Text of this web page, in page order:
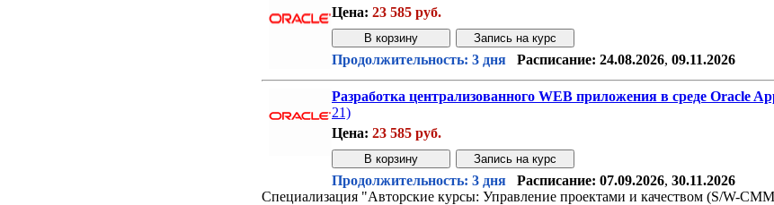
Цена: 23 585 руб.
Продолжительность: 3 дня
Расписание: 24.08.2026, 09.11.2026
Разработка централизованного WEB приложения в среде Oracle
21)
Цена: 23 585 руб.
Продолжительность: 3 дня
Расписание: 07.09.2026, 30.11.2026
Специализация "Авторские курсы: Управление проектами и качеством (S/W-